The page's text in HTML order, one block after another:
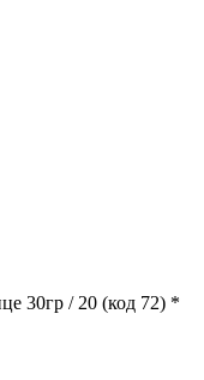
30гр / 20 (код 72) *